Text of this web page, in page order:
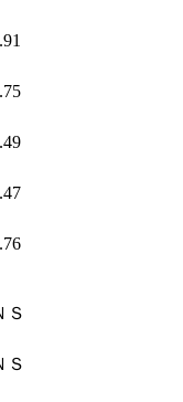
Ｓ
Ｓ